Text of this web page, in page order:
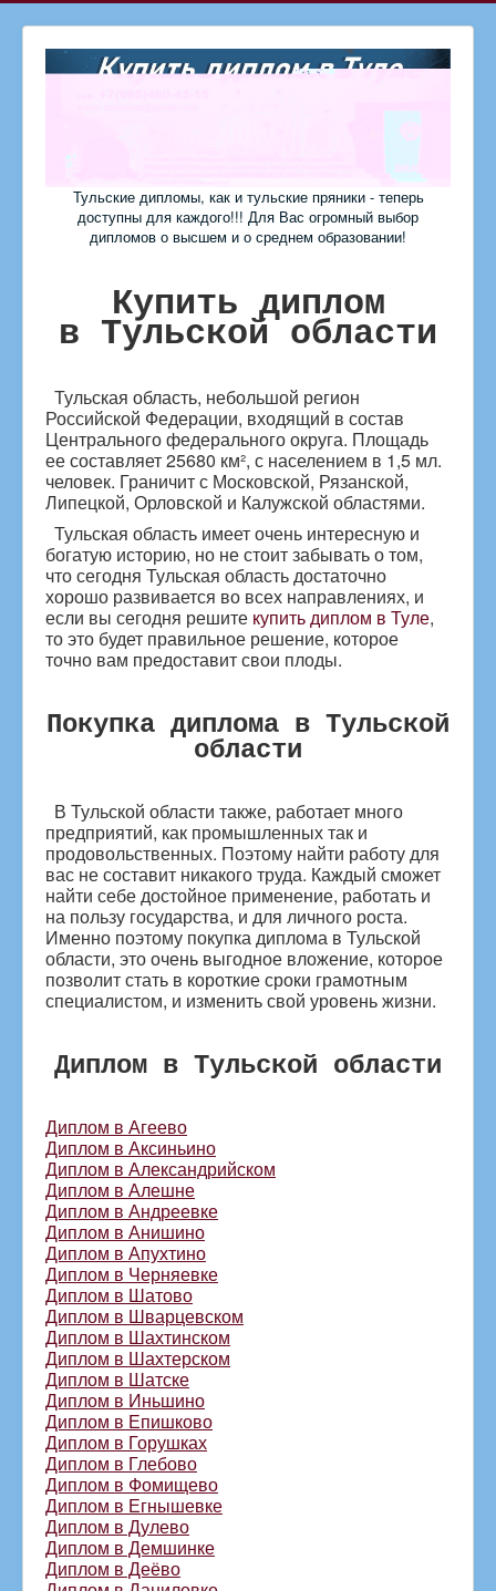
Тульские дипломы, как и тульские пряники - теперь
доступны для каждого!!! Для Вас огромный выбор
дипломов о высшем и о среднем образовании!
Купить диплом
в Тульской области
Тульская область, небольшой регион
Российской Федерации, входящий в состав
Центрального федерального округа. Площадь
ее составляет 25680 км², с населением в 1,5 мл.
человек. Граничит с Московской, Рязанской,
Липецкой, Орловской и Калужской областями.
Тульская область имеет очень интересную и
богатую историю, но не стоит забывать о том,
что сегодня Тульская область достаточно
хорошо развивается во всех направлениях, и
если вы сегодня решите купить диплом в Туле,
то это будет правильное решение, которое
точно вам предоставит свои плоды.
Покупка диплома в Тульской
области
В Тульской области также, работает много
предприятий, как промышленных так и
продовольственных. Поэтому найти работу для
вас не составит никакого труда. Каждый сможет
найти себе достойное применение, работать и
на пользу государства, и для личного роста.
Именно поэтому покупка диплома в Тульской
области, это очень выгодное вложение, которое
позволит стать в короткие сроки грамотным
специалистом, и изменить свой уровень жизни.
Диплом в Тульской области
Диплом в Агеево
Диплом в Аксиньино
Диплом в Александрийском
Диплом в Алешне
Диплом в Андреевке
Диплом в Анишино
Диплом в Апухтино
Диплом в Черняевке
Диплом в Шатово
Диплом в Шварцевском
Диплом в Шахтинском
Диплом в Шахтерском
Диплом в Шатске
Диплом в Иньшино
Диплом в Епишково
Диплом в Горушках
Диплом в Глебово
Диплом в Фомищево
Диплом в Егнышевке
Диплом в Дулево
Диплом в Демшинке
Диплом в Деёво